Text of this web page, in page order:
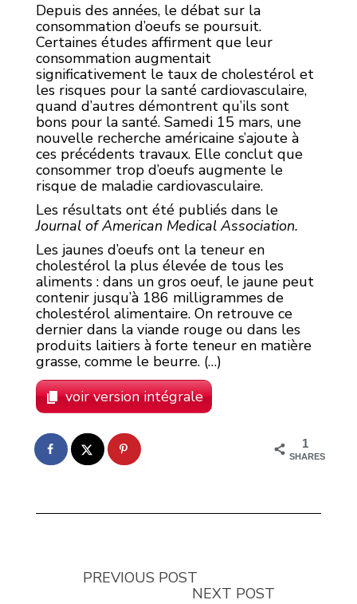
Depuis des années, le débat sur la
consommation d’oeufs se poursuit.
Certaines études affirment que leur
consommation augmentait
significativement le taux de cholestérol et
les risques pour la santé cardiovasculaire,
quand d’autres démontrent qu’ils sont
bons pour la santé. Samedi 15 mars, une
nouvelle recherche américaine s’ajoute à
ces précédents travaux. Elle conclut que
consommer trop d’oeufs augmente le
risque de maladie cardiovasculaire.
Les résultats ont été publiés dans le
Journal of American Medical Association.
Les jaunes d’oeufs ont la teneur en
cholestérol la plus élevée de tous les
aliments : dans un gros oeuf, le jaune peut
contenir jusqu’à 186 milligrammes de
cholestérol alimentaire. On retrouve ce
dernier dans la viande rouge ou dans les
produits laitiers à forte teneur en matière
grasse, comme le beurre. (…)
voir version intégrale
1
SHARES
PREVIOUS POST
NEXT POST